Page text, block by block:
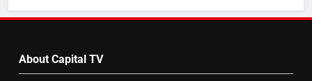
बढ़ा पंचायतों का बजट
by
About Capital TV